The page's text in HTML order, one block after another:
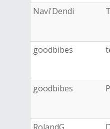
Navi'Dendi
goodbibes
goodbibes